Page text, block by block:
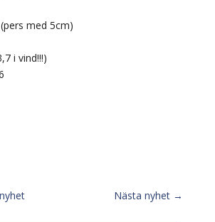
med 5cm)
i vind!!!)
Nästa nyhet →